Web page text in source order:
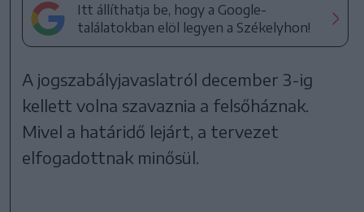
Itt állíthatja be, hogy a Google-
találatokban elöl legyen a Székelyhon!
A jogszabályjavaslatról december 3-ig
kellett volna szavaznia a felsőháznak.
Mivel a határidő lejárt, a tervezet
elfogadottnak minősül.